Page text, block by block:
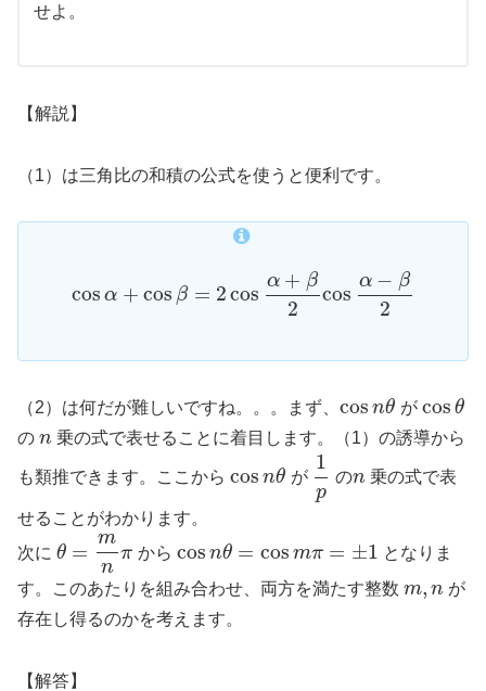
せよ。
【解説】
（1）は三角比の和積の公式を使うと便利です。
cos α + cos β = 2cos
α + β
2
cos
α − β
2
（2）は何だが難しいですね。。。まず、 cos nθ が cos θ
の n 乗の式で表せることに着目します。（1）の誘導から
も類推できます。ここから cos nθ が
1
p
のn 乗の式で表
せることがわかります。
次に θ =
m
n
π から cos nθ = cos mπ = ±1 となりま
す。このあたりを組み合わせ、両方を満たす整数 m, nが
存在し得るのかを考えます。
【解答】